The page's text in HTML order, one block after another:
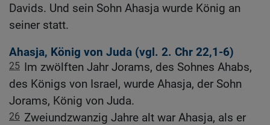
Davids. Und sein Sohn Ahasja wurde König an
seiner statt.
Ahasja, König von Juda (vgl. 2. Chr 22,1-6)
25 Im zwölften Jahr Jorams, des Sohnes Ahabs,
des Königs von Israel, wurde Ahasja, der Sohn
Jorams, König von Juda.
26 Zweiundzwanzig Jahre alt war Ahasja, als er